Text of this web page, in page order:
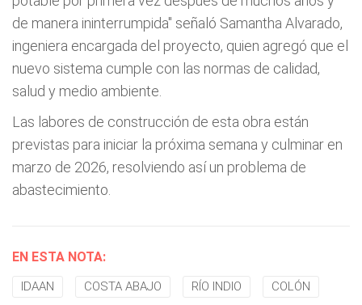
de manera ininterrumpida" señaló Samantha Alvarado,
ingeniera encargada del proyecto, quien agregó que el
nuevo sistema cumple con las normas de calidad,
salud y medio ambiente.
Las labores de construcción de esta obra están
previstas para iniciar la próxima semana y culminar en
marzo de 2026, resolviendo así un problema de
abastecimiento.
EN ESTA NOTA:
IDAAN COSTA ABAJO RÍO INDIO COLÓN